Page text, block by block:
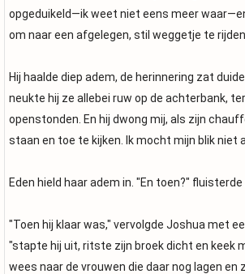
opgeduikeld—ik weet niet eens meer
om naar een afgelegen, stil weggetje te
Hij haalde diep adem, de herinnering zat
neukte hij ze allebei ruw op de achterbank,
openstonden. En hij dwong mij, als zijn
staan en toe te kijken. Ik mocht mijn blik niet
Eden hield haar adem in. "En toen?" fluisterde
"Toen hij klaar was," vervolgde Joshua met
"stapte hij uit, ritste zijn broek dicht en keek
wees naar de vrouwen die daar nog lagen en